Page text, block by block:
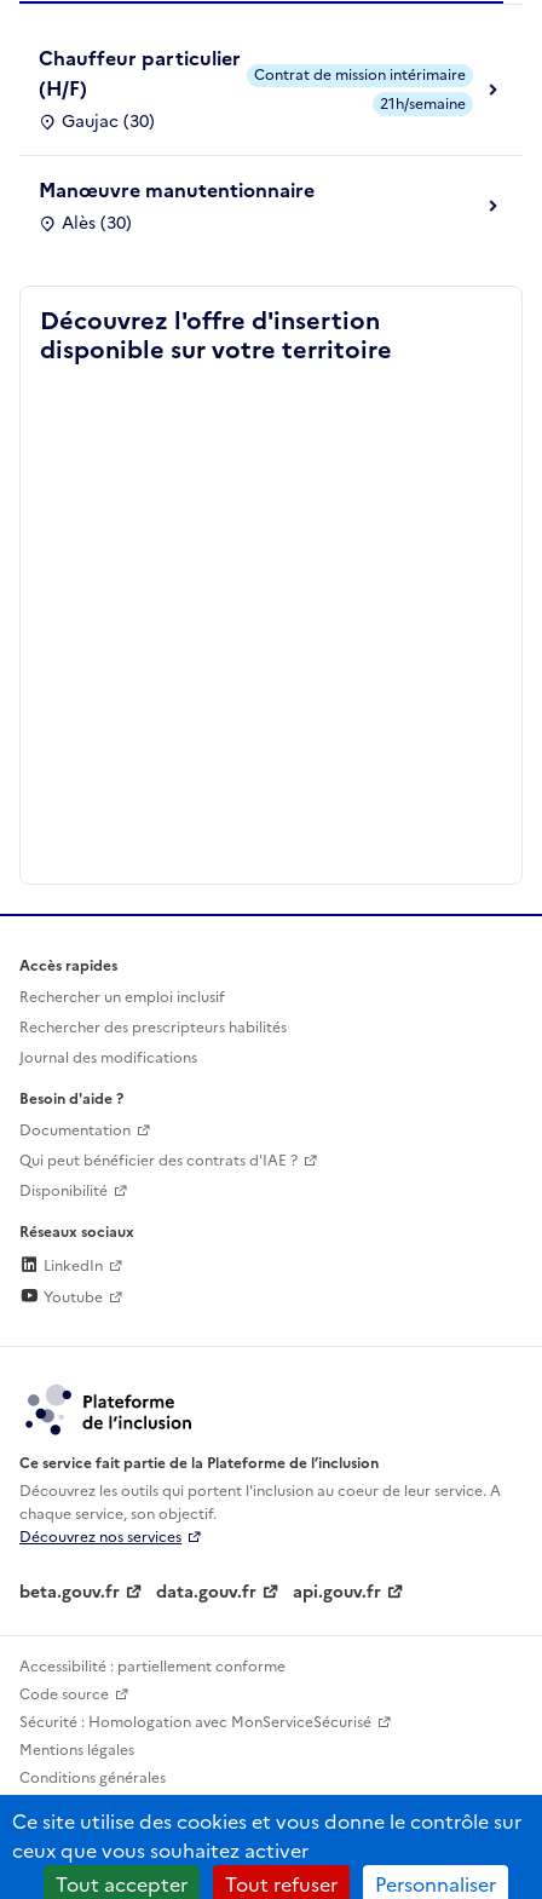
Chauffeur particulier
(H/F)
Gaujac (30)
Contrat de mission intérimaire
21h/semaine
Manœuvre manutentionnaire
Alès (30)
Découvrez l'offre d'insertion
disponible sur votre territoire
Accès rapides
Rechercher un emploi inclusif
Rechercher des prescripteurs habilités
Journal des modifications
Besoin d'aide ?
Documentation
Qui peut bénéficier des contrats d'IAE ?
Disponibilité
Réseaux sociaux
LinkedIn
Youtube
Ce service fait partie de la Plateforme de l’inclusion
Découvrez les outils qui portent l'inclusion aucoeur de leur service. A
chaque service, son objectif.
Découvrez nos services
beta.gouv.fr data.gouv.fr api.gouv.fr
Accessibilité : partiellement conforme
Code source
Sécurité : Homologation avec MonServiceSécurisé
Mentions légales
Conditions générales
Statistiques, lexiques et indicateurs
Sauf mention contraire, tous les contenus de ce site sont sous licence
etalab-2.0
Ce site utilise des cookies et vous donne le contrôle sur
ceux que vous souhaitez activer
Tout accepter
Tout refuser Personnaliser